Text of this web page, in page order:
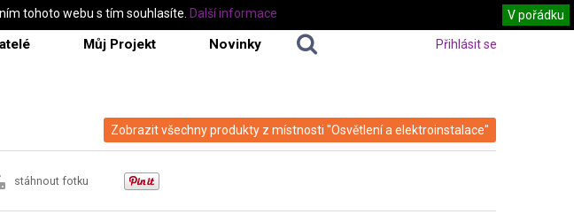
Můj Projekt Novinky Přihlásit se
Zobrazit všechny produkty z místnosti "Osvětlení a elektroinstalace"
stáhnout fotku
tohoto webu s tím souhlasíte. V pořádku
Další informace